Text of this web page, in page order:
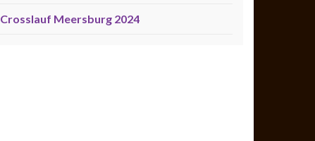
Crosslauf Meersburg 2024